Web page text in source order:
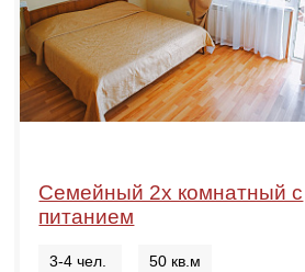
Семейный 2х комнатный с
питанием
3-4 чел. 50 кв.м